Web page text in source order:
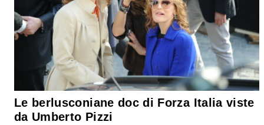
Le berlusconiane doc di Forza Italia viste
da Umberto Pizzi